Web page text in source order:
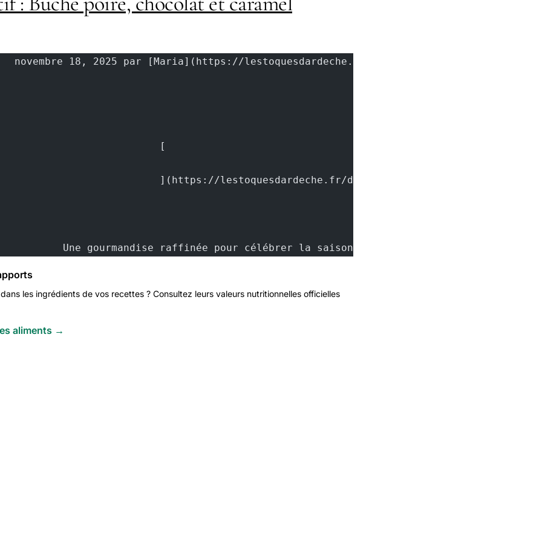
					[
](https://lestoquesdardeche.fr/delice-festif-buche-poire-
Une gourmandise raffinée pour célébrer la saison hivernale : la Bûche
les ingrédients de vos recettes ? Consultez leurs valeurs nutritionnelles officielles
aliments →